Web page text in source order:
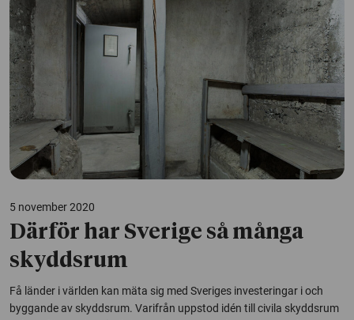
5 november 2020
Därför har Sverige så många
skyddsrum
Få länder i världen kan mäta sig med Sveriges investeringar i och
byggande av skyddsrum. Varifrån uppstod idén till civila skyddsrum